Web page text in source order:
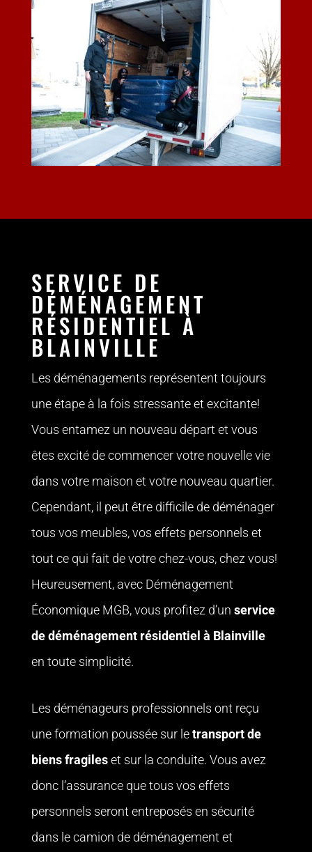
SERVICE DE
DÉMÉNAGEMENT
RÉSIDENTIEL À
BLAINVILLE
Les déménagements représentent toujours
une étape à la fois stressante et excitante!
Vous entamez un nouveau départ et vous
êtes excité de commencer votre nouvelle vie
dans votre maison et votre nouveau quartier.
Cependant, il peut être difficile de déménager
tous vos meubles, vos effets personnels et
tout ce qui fait de votre chez-vous, chez vous!
Heureusement, avec Déménagement
Économique MGB, vous profitez d’un service
de déménagement résidentiel à Blainville
en toute simplicité.
Les déménageurs professionnels ont reçu
une formation poussée sur letransport de
biens fragileset sur la conduite. Vous avez
donc l’assurance que tous vos effets
personnels seront entreposés en sécurité
dans le camion de déménagement et